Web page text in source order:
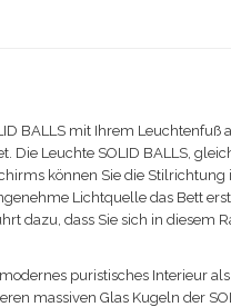
BALLS mit Ihrem Leuchtenfuß
Leuchte SOLID BALLS,
können Sie die
Lichtquelle das Bett
dazu, dass Sie sich in diesem
puristisches Interieur
massiven Glas Kugeln der